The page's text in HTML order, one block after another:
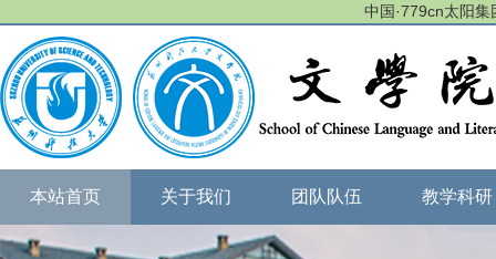
中国·779cn太阳
本站首页 关于我们 团队队伍 教学科研